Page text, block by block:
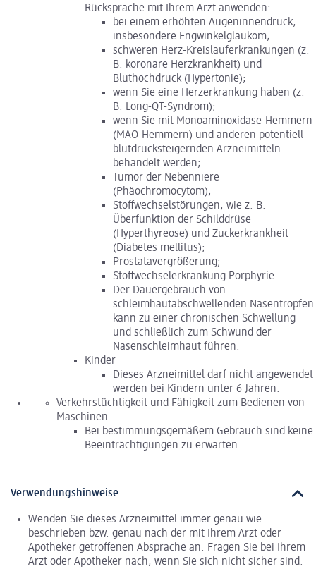
Rücksprache mit Ihrem Arzt anwenden:
bei einem erhöhten Augeninnendruck,
insbesondere Engwinkelglaukom;
schweren Herz-Kreislauferkrankungen (z.
B. koronare Herzkrankheit) und
Bluthochdruck (Hypertonie);
wenn Sie eine Herzerkrankung haben (z.
B. Long-QT-Syndrom);
wenn Sie mit Monoaminoxidase-Hemmern
(MAO-Hemmern) und anderen potentiell
blutdrucksteigernden Arzneimitteln
behandelt werden;
Tumor der Nebenniere
(Phäochromocytom);
Stoffwechselstörungen, wie z. B.
Überfunktion der Schilddrüse
(Hyperthyreose) und Zuckerkrankheit
(Diabetes mellitus);
Prostatavergrößerung;
Stoffwechselerkrankung Porphyrie.
Der Dauergebrauch von
schleimhautabschwellenden Nasentropfen
kann zu einer chronischen Schwellung
und schließlich zum Schwund der
Nasenschleimhaut führen.
Kinder
Dieses Arzneimittel darf nicht angewendet
werden bei Kindern unter 6 Jahren.
Verkehrstüchtigkeit und Fähigkeit zum Bedienen von
Maschinen
Bei bestimmungsgemäßem Gebrauch sind keine
Beeinträchtigungen zu erwarten.
Verwendungshinweise
Wenden Sie dieses Arzneimittel immer genau wie
beschrieben bzw. genau nach der mit Ihrem Arzt oder
Apotheker getroffenen Absprache an. Fragen Sie bei Ihrem
Arzt oder Apotheker nach, wenn Sie sich nicht sicher sind.